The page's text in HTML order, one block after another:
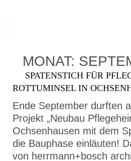
MONAT:
SPATENSTICH FÜR
ROTTUMINSEL IN
Ende September durften
Projekt „Neubau
Ochsenhausen mit dem
die Bauphase einläuten!
von herrmann+bosch